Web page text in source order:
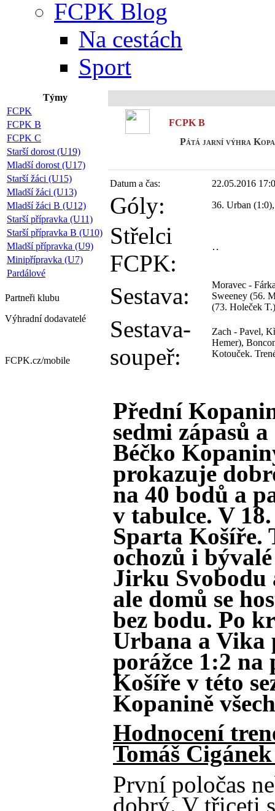
FCPK Blog
Na cestách
Sport
Týmy
FCPK
FCPK B
FCPK C
Starší dorost (U19)
Mladší dorost (U17)
Starší žáci (U15)
Mladší žáci (U13)
Mladší žáci B (U12)
Starší přípravka (U11)
Starší přípravka B (U10)
Mladší přípravka (U9)
Minipřípravka (U7)
Pardálové
Partneři klubu
Výhradní dodavatelé
FCPK.cz/mobile
FCPK B
Pátá jarní výhra
Datum a čas: 22.05.2016
Góly: 36. Urban
Střelci
FCPK:
Sestava:
Moravec -
Sweeney (56.
(73. Holeček
Sestava-
soupeř:
Zach - Pavel,
Hemer),
Kotouček.
Přední
sedmi zápasů
Béčko
prokazuje
na 40 bodů a
v tabulce. V
Sparta Košíře.
ochozů i
Jirku Svobodu
ale domů se
bez bodu. Po
Urbana a
porážce 1:2 na
Košíře v této
Kopanině
Hodnocení
Tomáš
První poločas
dobrý. V třiceti